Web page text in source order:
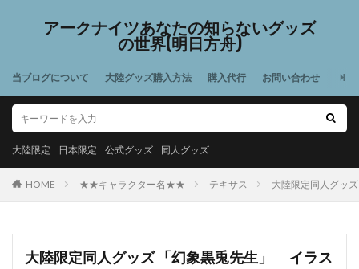
アークナイツあなたの知らないグッズ
の世界(明日方舟)
当ブログについて 大陸グッズ購入方法 購入代行 お問い合わせ
大陸限定 日本限定 公式グッズ 同人グッズ
HOME ★★キャラクター名★★ テキサス 大陸限定同人グッ
大陸限定同人グッズ 「幻象黒兎先生」 イラス